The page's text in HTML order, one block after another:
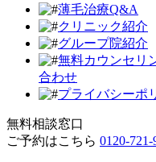
薄毛治療Q&A
クリニック紹介
グループ院紹介
無料カウンセリ
合わせ
プライバシーポ
無料相談窓口
ご予約はこちら 0120-721-